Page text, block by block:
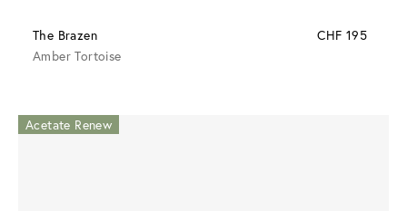
The Brazen
CHF 195
Amber Tortoise
Acetate Renew